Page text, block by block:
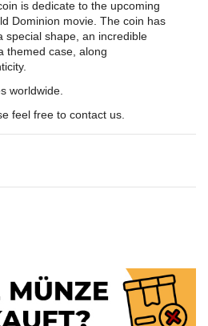
is dedicate to the upcoming
Dominion movie. The coin has
special shape, an incredible
themed case, along
worldwide.
feel free to contact us.